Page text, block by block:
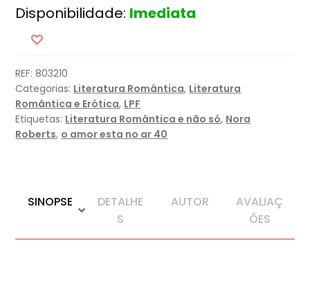
de
Vergonha
Disponibilidade: Imediata
REF:803210
Categorias: Literatura Romântica, Literatura
Romântica e Erótica, LPF
Etiquetas: Literatura Romântica e não só, Nora
Roberts, o amor esta no ar 40
SINOPSE
DETALHE
S
AUTOR
AVALIAÇ
ÕES